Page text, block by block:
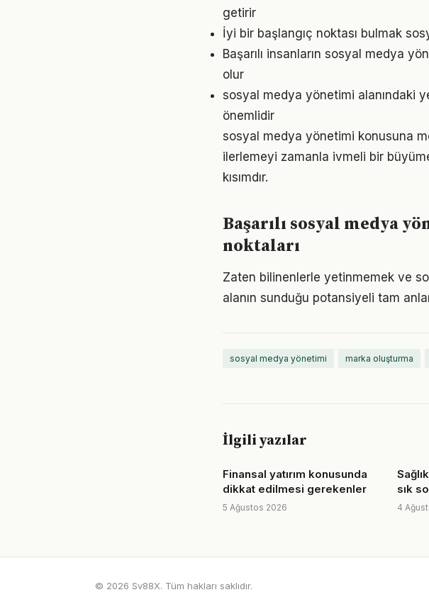
getirir
İyi bir başlangıç noktası bulmak
Başarılı insanların sosyal medya
olur
sosyal medya yönetimi alanındaki
önemlidir
sosyal medya yönetimi konusuna
ilerlemeyi zamanla ivmeli bir
kısımdır.
Başarılı sosyal medya
noktaları
Zaten bilinenlerle yetinmemek ve
alanın sunduğu potansiyeli tam
sosyal medya yönetimi marka oluşturma
İlgili yazılar
Finansal yatırım konusunda
dikkat edilmesi gerekenler
5 Ağustos 2026
sık
4
© 2026 Sv88X. Tüm hakları saklıdır.